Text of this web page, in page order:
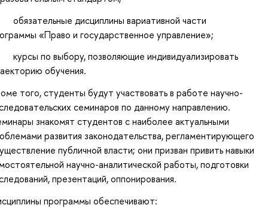
дисциплины вариативной части
«Право и государственное управление»;
по выбору, позволяющие индивидуализировать
обучения.
того, студенты будут участвовать в работе научно-
семинаров по данному направлению.
знакомят студентов с наиболее актуальными
развития законодательства, регламентирующего
публичной власти; они призван привить навыки
научно-аналитической работы, подготовки
презентаций, оппонирования.
программы обеспечивают: